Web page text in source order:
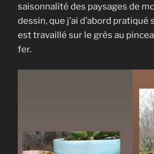
saisonnalité des paysages de
dessin, que j’ai d’abord pratiqué
est travaillé sur le grès au
fer.